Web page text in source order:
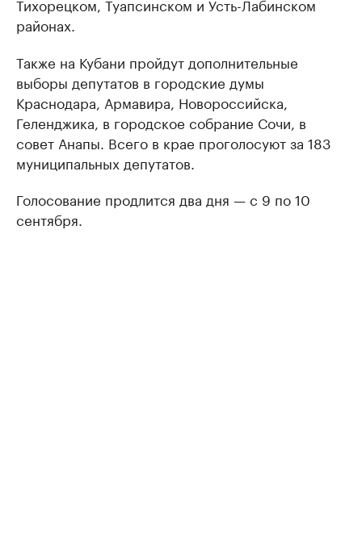
районах.
Также на Кубани пройдут дополнительные
выборы депутатов в городские думы
Краснодара, Армавира, Новороссийска,
Геленджика, в городское собрание Сочи, в
совет Анапы. Всего в крае проголосуют за 183
муниципальных депутатов.
Голосование продлится два дня — с 9 по 10
сентября.